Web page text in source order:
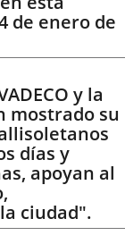
de enero de
y la
mostrado su
días y
apoyan al
ciudad".